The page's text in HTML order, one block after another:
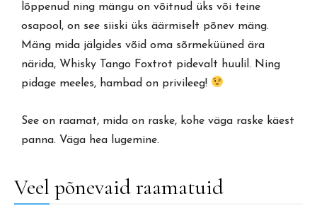
lõppenud ning mängu on võitnud üks või teine
osapool, on see siiski üks äärmiselt põnev mäng.
Mäng mida jälgides võid oma sõrmeküüned ära
närida, Whisky Tango Foxtrot pidevalt huulil. Ning
pidage meeles, hambad on privileeg!
See on raamat, mida on raske, kohe väga raske käest
panna. Väga hea lugemine.
Veel põnevaid raamatuid